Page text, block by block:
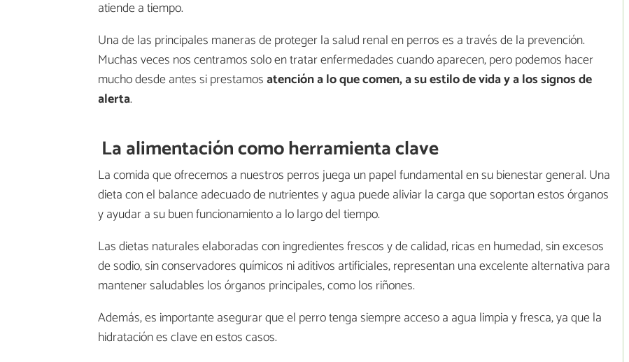
atiende a tiempo.
Una de las principales maneras de proteger la salud renal en perros es a través de la prevención.
Muchas veces nos centramos solo en tratar enfermedades cuando aparecen, pero podemos hacer
mucho desde antes si prestamosatención a lo que comen, a su estilo de vida y a los signos de
alerta.
La alimentación como herramienta clave
La comida que ofrecemos a nuestros perros juega un papel fundamental en su bienestar general. Una
dieta con el balance adecuado de nutrientes y agua puede aliviar la carga que soportan estos órganos
y ayudar a su buen funcionamiento a lo largo del tiempo.
Las dietas naturales elaboradas con ingredientes frescos y de calidad, ricas en humedad, sin excesos
de sodio, sin conservadores químicos ni aditivos artificiales, representan una excelente alternativa para
mantener saludables los órganos principales, como los riñones.
Además, es importante asegurar que el perro tenga siempre acceso a agua limpia y fresca, ya que la
hidratación es clave en estos casos.